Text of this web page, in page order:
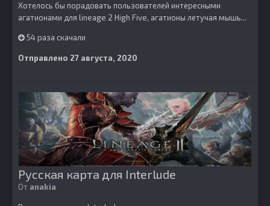
Хотелось бы порадовать пользователей интересными
агатионами для lineage 2 High Five, агатионы летучая мышь...
54 раза скачали
Отправлено 27 августа, 2020
Русская карта для Interlude
От anakia